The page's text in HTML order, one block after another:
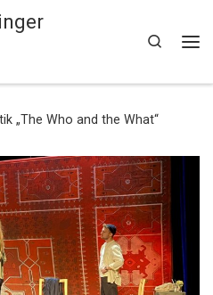
Search
„The Who and the What“